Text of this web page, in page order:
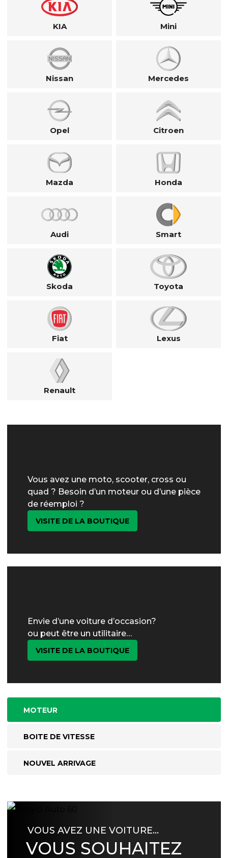
KIA Mini
Nissan Mercedes
Opel Citroen
Mazda Honda
Audi Smart
Skoda Toyota
Fiat Lexus
Renault
Vous avez une moto, scooter, cross ou
quad ? Besoin d’un moteur ou d’une pièce
de réemploi ?
VISITE DE LA BOUTIQUE
Envie d’une voiture d’occasion?
ou peut être un utilitaire…
VISITE DE LA BOUTIQUE
MOTEUR
BOITE DE VITESSE
NOUVEL ARRIVAGE
VOUS AVEZ UNE VOITURE…
VOUS SOUHAITEZ